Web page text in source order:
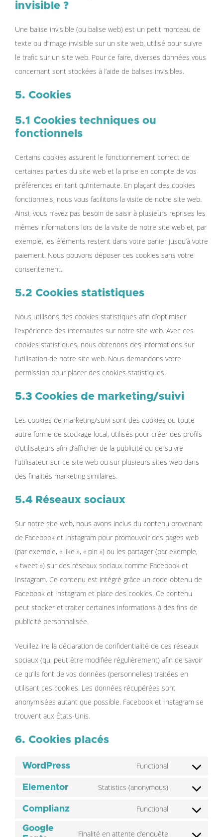
invisible ?
Une balise invisible (ou balise web) est un petit morceau de
texte ou d’image invisible sur un site web, utilisé pour suivre
le trafic sur un site web. Pour ce faire, diverses données vous
concernant sont stockées à l’aide de balises invisibles.
5. Cookies
5.1 Cookies techniques ou
fonctionnels
Certains cookies assurent le fonctionnement correct de
certaines parties du site web et la prise en compte de vos
préférences en tant qu’internaute. En plaçant des cookies
fonctionnels, nous vous facilitons la visite de notre site web.
Ainsi, vous n’avez pas besoin de saisir à plusieurs reprises les
mêmes informations lors de la visite de notre site web et, par
exemple, les éléments restent dans votre panier jusqu’à votre
paiement. Nous pouvons déposer ces cookies sans votre
consentement.
5.2 Cookies statistiques
Nous utilisons des cookies statistiques afin d’optimiser
l’expérience des internautes sur notre site web. Avec ces
cookies statistiques, nous obtenons des informations sur
l’utilisation de notre site web. Nous demandons votre
permission pour placer des cookies statistiques.
5.3 Cookies de marketing/suivi
Les cookies de marketing/suivi sont des cookies ou toute
autre forme de stockage local, utilisés pour créer des profils
d’utilisateurs afin d’afficher de la publicité ou de suivre
l’utilisateur sur ce site web ou sur plusieurs sites web dans
des finalités marketing similaires.
5.4 Réseaux sociaux
Sur notre site web, nous avons inclus du contenu provenant
de Facebook et Instagram pour promouvoir des pages web
(par exemple, « like », « pin ») ou les partager (par exemple,
« tweet ») sur des réseaux sociaux comme Facebook et
Instagram. Ce contenu est intégré grâce un code obtenu de
Facebook et Instagram et place des cookies. Ce contenu
peut stocker et traiter certaines informations à des fins de
publicité personnalisée.
Veuillez lire la déclaration de confidentialité de ces réseaux
sociaux (qui peut être modifiée régulièrement) afin de savoir
ce qu’ils font de vos données (personnelles) traitées en
utilisant ces cookies. Les données récupérées sont
anonymisées autant que possible. Facebook et Instagram se
trouvent aux États-Unis.
6. Cookies placés
WordPress Functional
Elementor Statistics (anonymous)
Complianz Functional
Google
Finalité en attente d’enquête